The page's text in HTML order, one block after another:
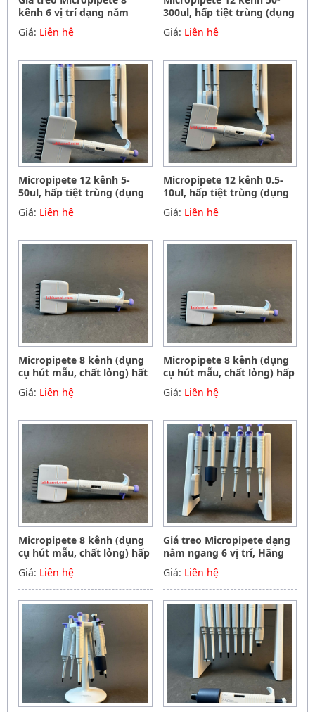
kênh 6 vị trí dạng nằm
ngang, Hãng Phoenix
instrument Germany
Giá: Liên hệ
300ul, hấp tiệt trùng (dụng
cụ hút mẫu, chất lỏng),
Hãng Phoenix instrument
Germany
Giá: Liên hệ
Micropipete 12 kênh 5-
50ul, hấp tiệt trùng (dụng
cụ hút mẫu, chất lỏng),
Hãng Phoenix instrument
Germany
Giá: Liên hệ
Micropipete 12 kênh 0.5-
10ul, hấp tiệt trùng (dụng
cụ hút mẫu, chất lỏng),
Hãng Phoenix instrument
Germany
Giá: Liên hệ
Micropipete 8 kênh (dụng
cụ hút mẫu, chất lỏng) hất
tiệt trùng 50-300ul, Hãng
Phoenix instrument
Germany
Giá: Liên hệ
Micropipete 8 kênh (dụng
cụ hút mẫu, chất lỏng) hấp
tiệt trùng 5-50ul, Hãng
Phoenix instrument
Germany
Giá: Liên hệ
Micropipete 8 kênh (dụng
cụ hút mẫu, chất lỏng) hấp
tiệt trùng 0.5-10ul, Hãng
Phoenix instrument
Germany
Giá: Liên hệ
Giá treo Micropipete dạng
nằm ngang 6 vị trí, Hãng
Phoenix instrument
Germany
Giá: Liên hệ